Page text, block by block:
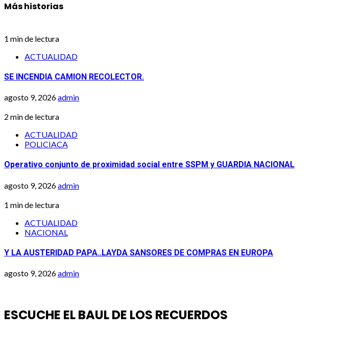
Más historias
1 min de lectura
ACTUALIDAD
SE INCENDIA CAMION RECOLECTOR.
agosto 9, 2026admin
2 min de lectura
ACTUALIDAD
POLICIACA
Operativo conjunto de proximidad social entre SSPM y GUARDIA NACIONAL
agosto 9, 2026admin
1 min de lectura
ACTUALIDAD
NACIONAL
Y LA AUSTERIDAD PAPA..LAYDA SANSORES DE COMPRAS EN EUROPA
agosto 9, 2026admin
ESCUCHE EL BAUL DE LOS RECUERDOS